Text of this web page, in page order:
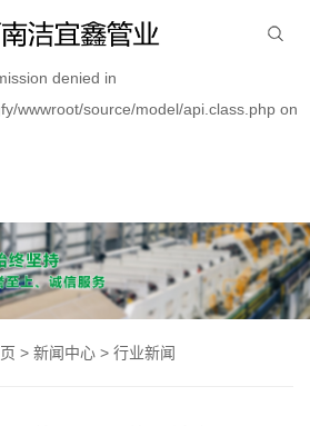
wwwroot/source/
denied in
wwwroot/source/model/api.class.php on
> 新闻中心 > 行业新闻